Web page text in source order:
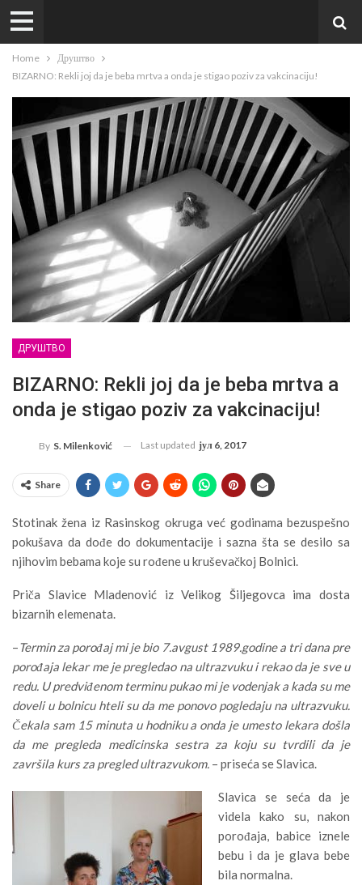
Home
Друштво
BIZARNO: Rekli joj da je beba mrtva a onda je stigao poziv za vakcinaciju!
ДРУШТВО
BIZARNO: Rekli joj da je beba mrtva a
onda je stigao poziv za vakcinaciju!
By S. Milenković Last updated јул 6, 2017
Share
Stotinak žena iz Rasinskog okruga već godinama bezuspešno
pokušava da dođe do dokumentacije i sazna šta se desilo sa
njihovim bebama koje su rođene u kruševačkoj Bolnici.
Priča Slavice Mladenović iz Velikog Šiljegovca ima dosta
bizarnih elemenata.
–Termin za porođaj mi je bio 7.avgust 1989.godine a tri dana pre
porođaja lekar me je pregledao na ultrazvuku i rekao da je sve u
redu. U predviđenom terminu pukao mi je vodenjak a kada su me
doveli u bolnicu hteli su da me ponovo pogledaju na ultrazvuku.
Čekala sam 15 minuta u hodniku a onda je umesto lekara došla
da me pregleda medicinska sestra za koju su tvrdili da je
završila kurs za pregled ultrazvukom. – priseća se Slavica.
Slavica se seća da je
videla kako su, nakon
porođaja, babice iznele
bebu i da je glava bebe
bila normalna.